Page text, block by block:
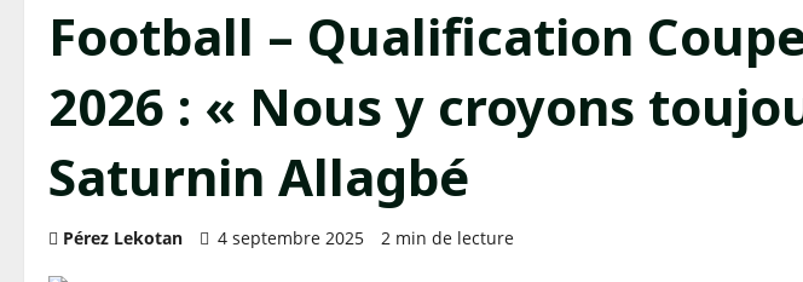
Football – Qualification
2026 : « Nous y croyons
Saturnin Allagbé
Pérez Lekotan 4 septembre 2025 2 min de lecture